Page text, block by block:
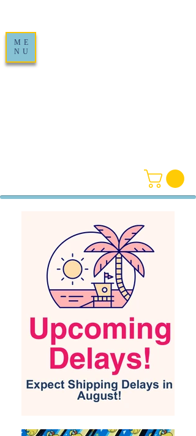
ME
NU